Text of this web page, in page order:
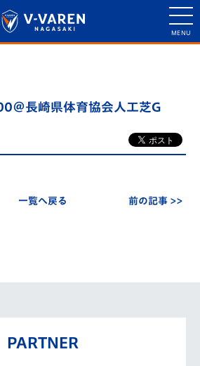
長崎県体育協会人工芝G
一覧へ戻る 前の記事 >>
PARTNER